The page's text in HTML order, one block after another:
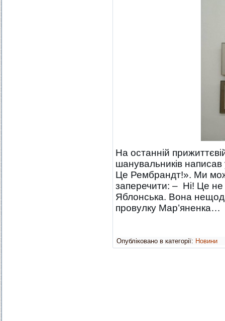
На останній
шанувальників написав
Це Рембрандт!». Ми
заперечити: – Ні! Це
Яблонська. Вона
провулку Мар’яненка…
Опубліковано в категорії: Новини